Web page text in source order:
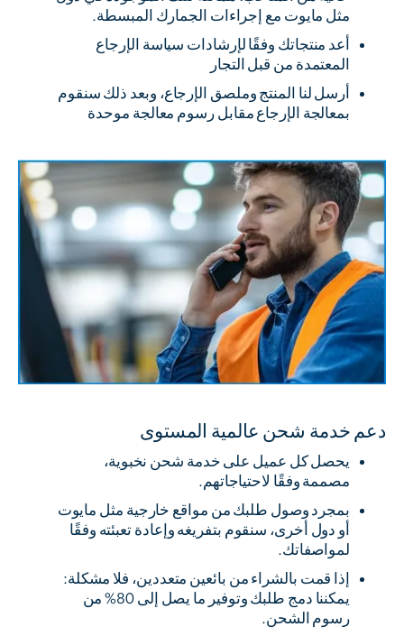
مثل مايوت مع إجراءات الجمارك المبسطة.
أعد منتجاتك وفقًا لإرشادات سياسة الإرجاع
المعتمدة من قبل التجار
أرسل لنا المنتج وملصق الإرجاع، وبعد ذلك سنقوم
بمعالجة الإرجاع مقابل رسوم معالجة موحدة
دعم خدمة شحن عالمية المستوى
يحصل كل عميل على خدمة شحن نخبوية،
مصممة وفقًا لاحتياجاتهم.
بمجرد وصول طلبك من مواقع خارجية مثل مايوت
أو دول أخرى، سنقوم بتفريغه وإعادة تعبئته وفقًا
لمواصفاتك.
إذا قمت بالشراء من بائعين متعددين، فلا مشكلة:
يمكننا دمج طلبك وتوفير ما يصل إلى 80% من
رسوم الشحن.